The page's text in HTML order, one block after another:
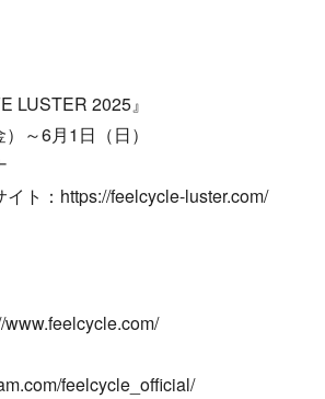
LUSTER 2025』
～6月1日（日）
イト：https://feelcycle-luster.com/
feelcycle_official/